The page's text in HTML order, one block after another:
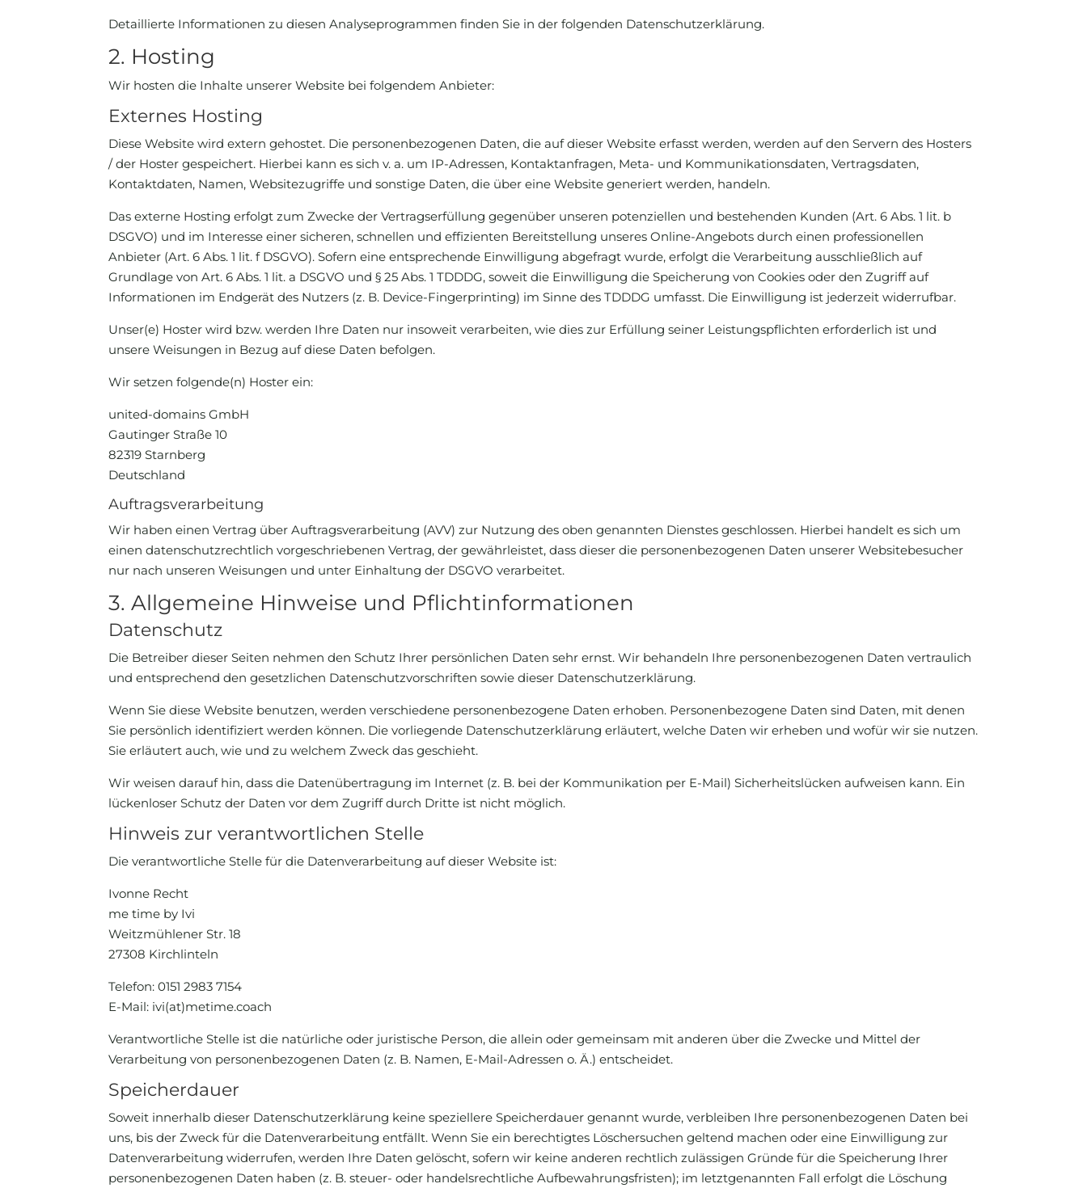
Detaillierte Informationen zu diesen Analyseprogrammen finden Sie in der folgenden Datenschutzerklärung.
2. Hosting
Wir hosten die Inhalte unserer Website bei folgendem Anbieter:
Externes Hosting
Diese Website wird extern gehostet. Die personenbezogenen Daten, die auf dieser Website erfasst werden, werden auf den Servern des Hosters
/ der Hoster gespeichert. Hierbei kann es sich v. a. um IP-Adressen, Kontaktanfragen, Meta- und Kommunikationsdaten, Vertragsdaten,
Kontaktdaten, Namen, Websitezugriffe und sonstige Daten, die über eine Website generiert werden, handeln.
Das externe Hosting erfolgt zum Zwecke der Vertragserfüllung gegenüber unseren potenziellen und bestehenden Kunden (Art. 6 Abs. 1 lit. b
DSGVO) und im Interesse einer sicheren, schnellen und effizienten Bereitstellung unseres Online-Angebots durch einen professionellen
Anbieter (Art. 6 Abs. 1 lit. f DSGVO). Sofern eine entsprechende Einwilligung abgefragt wurde, erfolgt die Verarbeitung ausschließlich auf
Grundlage von Art. 6 Abs. 1 lit. a DSGVO und § 25 Abs. 1 TDDDG, soweit die Einwilligung die Speicherung von Cookies oder den Zugriff auf
Informationen im Endgerät des Nutzers (z. B. Device-Fingerprinting) im Sinne des TDDDG umfasst. Die Einwilligung ist jederzeit widerrufbar.
Unser(e) Hoster wird bzw. werden Ihre Daten nur insoweit verarbeiten, wie dies zur Erfüllung seiner Leistungspflichten erforderlich ist und
unsere Weisungen in Bezug auf diese Daten befolgen.
Wir setzen folgende(n) Hoster ein:
united-domains GmbH
Gautinger Straße 10
82319 Starnberg
Deutschland
Auftragsverarbeitung
Wir haben einen Vertrag über Auftragsverarbeitung (AVV) zur Nutzung des oben genannten Dienstes geschlossen. Hierbei handelt es sich um
einen datenschutzrechtlich vorgeschriebenen Vertrag, der gewährleistet, dass dieser die personenbezogenen Daten unserer Websitebesucher
nur nach unseren Weisungen und unter Einhaltung der DSGVO verarbeitet.
3. Allgemeine Hinweise und Pflicht­informationen
Datenschutz
Die Betreiber dieser Seiten nehmen den Schutz Ihrer persönlichen Daten sehr ernst. Wir behandeln Ihre personenbezogenen Daten vertraulich
und entsprechend den gesetzlichen Datenschutzvorschriften sowie dieser Datenschutzerklärung.
Wenn Sie diese Website benutzen, werden verschiedene personenbezogene Daten erhoben. Personenbezogene Daten sind Daten, mit denen
Sie persönlich identifiziert werden können. Die vorliegende Datenschutzerklärung erläutert, welche Daten wir erheben und wofür wir sie nutzen.
Sie erläutert auch, wie und zu welchem Zweck das geschieht.
Wir weisen darauf hin, dass die Datenübertragung im Internet (z. B. bei der Kommunikation per E-Mail) Sicherheitslücken aufweisen kann. Ein
lückenloser Schutz der Daten vor dem Zugriff durch Dritte ist nicht möglich.
Hinweis zur verantwortlichen Stelle
Die verantwortliche Stelle für die Datenverarbeitung auf dieser Website ist:
Ivonne Recht
me time by Ivi
Weitzmühlener Str. 18
27308 Kirchlinteln
Telefon: 0151 2983 7154
E-Mail: ivi(at)metime.coach
Verantwortliche Stelle ist die natürliche oder juristische Person, die allein oder gemeinsam mit anderen über die Zwecke und Mittel der
Verarbeitung von personenbezogenen Daten (z. B. Namen, E-Mail-Adressen o. Ä.) entscheidet.
Speicherdauer
Soweit innerhalb dieser Datenschutzerklärung keine speziellere Speicherdauer genannt wurde, verbleiben Ihre personenbezogenen Daten bei
uns, bis der Zweck für die Datenverarbeitung entfällt. Wenn Sie ein berechtigtes Löschersuchen geltend machen oder eine Einwilligung zur
Datenverarbeitung widerrufen, werden Ihre Daten gelöscht, sofern wir keine anderen rechtlich zulässigen Gründe für die Speicherung Ihrer
personenbezogenen Daten haben (z. B. steuer- oder handelsrechtliche Aufbewahrungsfristen); im letztgenannten Fall erfolgt die Löschung